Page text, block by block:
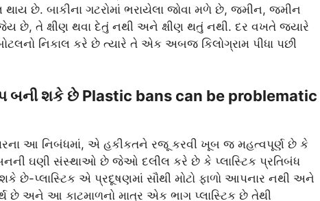
થાય છે. બાકીના ગટરોમાં ભરાયેલા જોવા મળે છે, જમીન, જમીન
છે, તે ક્ષીણ થવા દેતું નથી અને ક્ષીણ થતું નથી. દર વખતે જ્યારે
નિકાલ કરે છે ત્યારે તે એક અબજ કિલોગ્રામ પીધા પછી
બની શકે છે Plastic bans can be problematic
પરના આ નિબંધમાં, એ હકીકતને રજૂ કરવી ખૂબ જ મહત્વપૂર્ણ છે કે
ઘણી સંસ્થાઓ છે જેઓ દલીલ કરે છે કે પ્લાસ્ટિક પ્રતિબંધ
છે-પ્લાસ્ટિક એ પ્રદૂષણમાં સૌથી મોટો ફાળો આપનાર નથી અને
છે અને આ કાટમાળનો માત્ર એક ભાગ પ્લાસ્ટિક છે તેથી